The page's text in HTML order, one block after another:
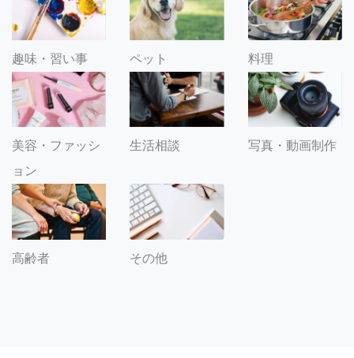
趣味・習い事 ペット 料理
美容・ファッシ
ョン
生活相談 写真・動画制作
高齢者 その他